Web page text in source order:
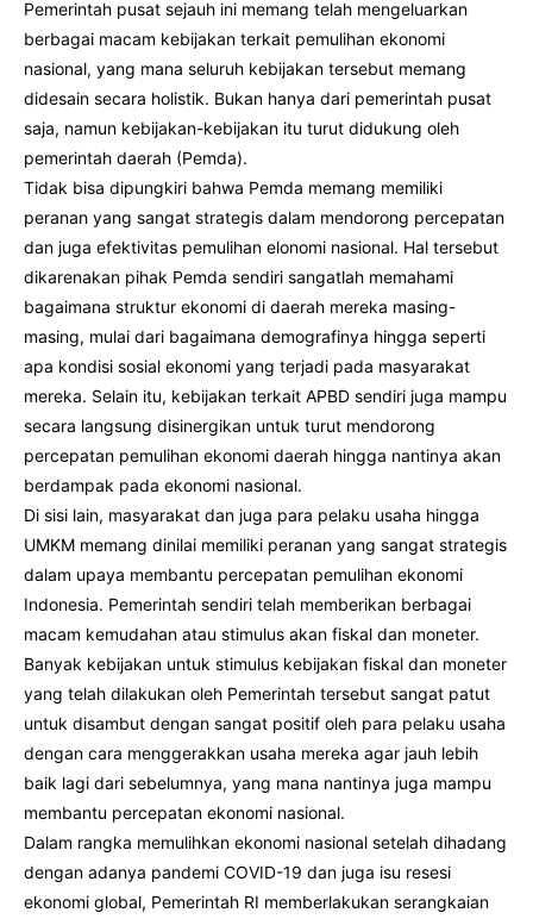
Pemerintah pusat sejauh ini memang telah mengeluarkan
berbagai macam kebijakan terkait pemulihan ekonomi
nasional, yang mana seluruh kebijakan tersebut memang
didesain secara holistik. Bukan hanya dari pemerintah pusat
saja, namun kebijakan-kebijakan itu turut didukung oleh
pemerintah daerah (Pemda).
Tidak bisa dipungkiri bahwa Pemda memang memiliki
peranan yang sangat strategis dalam mendorong percepatan
dan juga efektivitas pemulihan elonomi nasional. Hal tersebut
dikarenakan pihak Pemda sendiri sangatlah memahami
bagaimana struktur ekonomi di daerah mereka masing-
masing, mulai dari bagaimana demografinya hingga seperti
apa kondisi sosial ekonomi yang terjadi pada masyarakat
mereka. Selain itu, kebijakan terkait APBD sendiri juga mampu
secara langsung disinergikan untuk turut mendorong
percepatan pemulihan ekonomi daerah hingga nantinya akan
berdampak pada ekonomi nasional.
Di sisi lain, masyarakat dan juga para pelaku usaha hingga
UMKM memang dinilai memiliki peranan yang sangat strategis
dalam upaya membantu percepatan pemulihan ekonomi
Indonesia. Pemerintah sendiri telah memberikan berbagai
macam kemudahan atau stimulus akan fiskal dan moneter.
Banyak kebijakan untuk stimulus kebijakan fiskal dan moneter
yang telah dilakukan oleh Pemerintah tersebut sangat patut
untuk disambut dengan sangat positif oleh para pelaku usaha
dengan cara menggerakkan usaha mereka agar jauh lebih
baik lagi dari sebelumnya, yang mana nantinya juga mampu
membantu percepatan ekonomi nasional.
Dalam rangka memulihkan ekonomi nasional setelah dihadang
dengan adanya pandemi COVID-19 dan juga isu resesi
ekonomi global, Pemerintah RI memberlakukan serangkaian